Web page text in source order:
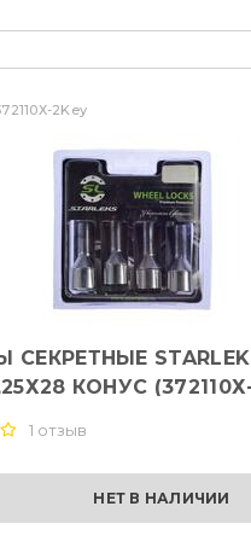
2Key
СЕКРЕТНЫЕ
КОНУС
1 отзыв
НЕТ В НАЛИЧИИ